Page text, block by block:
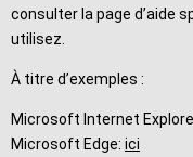
consulter la page d’aide
utilisez.
À titre d’exemples :
Microsoft Internet
Microsoft Edge: ici